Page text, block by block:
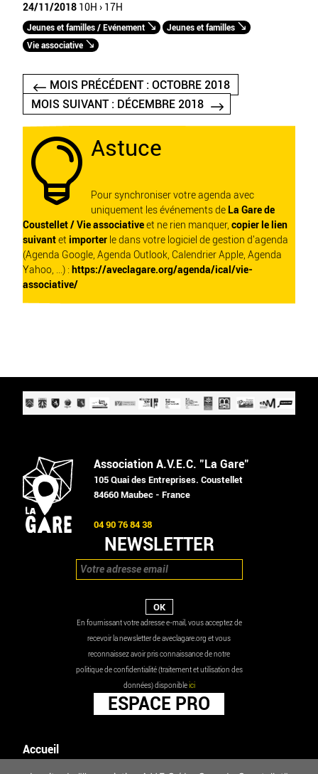
24/11/2018 10H › 17H
Jeunes et familles / Evénement
Jeunes et familles
Vie associative
MOIS PRÉCÉDENT : OCTOBRE 2018
MOIS SUIVANT : DÉCEMBRE 2018
 Astuce
Pour synchroniser votre agenda avec
uniquement les événements de La Gare de
Coustellet / Vie associativeet ne rien manquer, copier le lien
suivantet importer le dans votre logiciel de gestion d'agenda
(Agenda Google, Agenda Outlook, Calendrier Apple, Agenda
Yahoo, ...) : https://aveclagare.org/agenda/ical/vie-
associative/
Association A.V.E.C. "La Gare"
105 Quai des Entreprises. Coustellet
84660 Maubec - France
04 90 76 84 38
NEWSLETTER
En fournissant votre adresse e-mail, vous acceptez de
recevoir la newsletter de aveclagare.org et vous
reconnaissez avoir pris connaissance de notre
politique de confidentialité (traitement et utilisation des
données) disponibleici
ESPACE PRO
Accueil